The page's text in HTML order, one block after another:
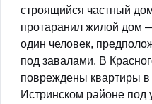
строящийся частный
протаранил жилой дом
один человек,
под завалами. В
повреждены квартиры в
Истринском районе под